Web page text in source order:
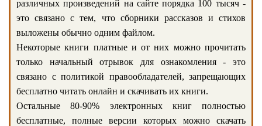
различных произведений на сайте порядка 100 тысяч -
это связано с тем, что сборники рассказов и стихов
выложены обычно одним файлом.
Некоторые книги платные и от них можно прочитать
только начальный отрывок для ознакомления - это
связано с политикой правообладателей, запрещающих
бесплатно читать онлайн и скачивать их книги.
Остальные 80-90% электронных книг полностью
бесплатные, полные версии которых можно скачать